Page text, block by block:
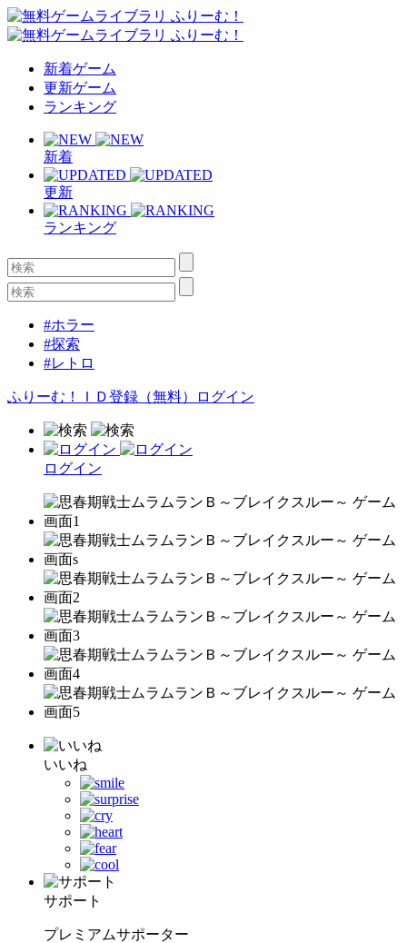
新着ゲーム
更新ゲーム
ランキング
新着
更新
ランキング
#ホラー
#探索
#レトロ
ふりーむ！ＩＤ登録（無料） ログイン
ログイン
いいね
サポート
プレミアムサポーター